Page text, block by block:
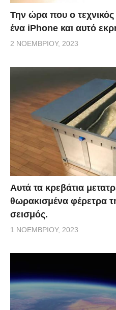
Την ώρα που ο τεχνικός
ένα iPhone και αυτό
2 ΝΟΕΜΒΡΊΟΥ, 2023
Αυτά τα κρεβάτια
θωρακισμένα φέρετρα
σεισμός.
1 ΝΟΕΜΒΡΊΟΥ, 2023